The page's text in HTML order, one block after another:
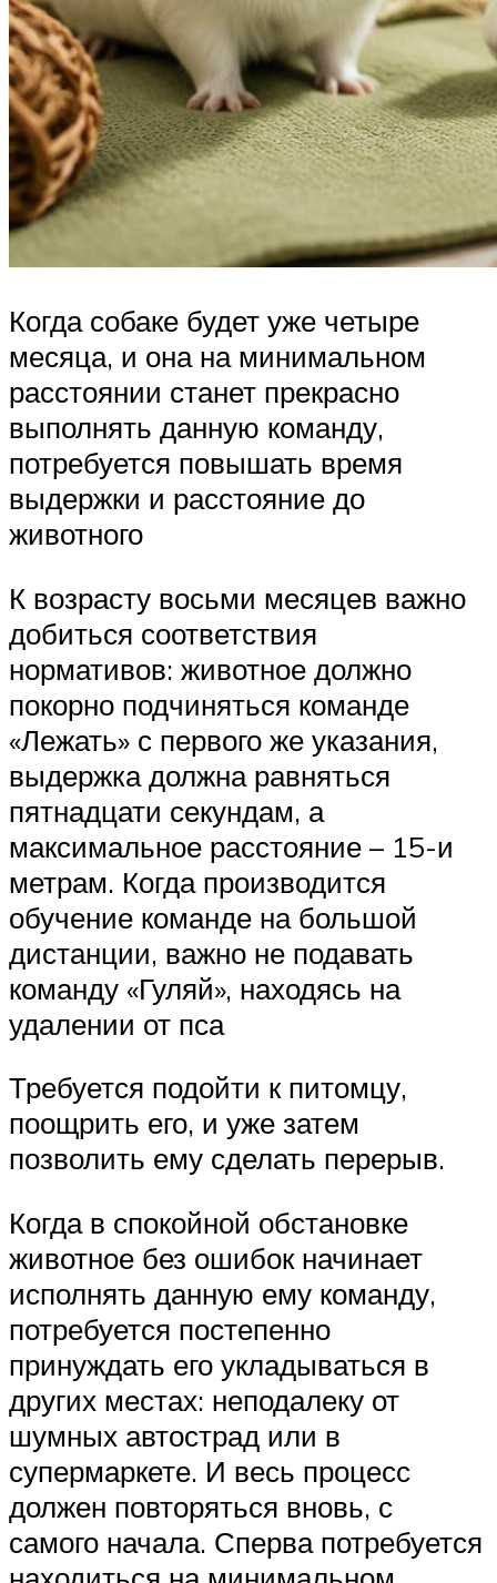
Когда собаке будет уже четыре
месяца, и она на минимальном
расстоянии станет прекрасно
выполнять данную команду,
потребуется повышать время
выдержки и расстояние до
животного
К возрасту восьми месяцев важно
добиться соответствия
нормативов: животное должно
покорно подчиняться команде
«Лежать» с первого же указания,
выдержка должна равняться
пятнадцати секундам, а
максимальное расстояние – 15-и
метрам. Когда производится
обучение команде на большой
дистанции, важно не подавать
команду «Гуляй», находясь на
удалении от пса
Требуется подойти к питомцу,
поощрить его, и уже затем
позволить ему сделать перерыв.
Когда в спокойной обстановке
животное без ошибок начинает
исполнять данную ему команду,
потребуется постепенно
принуждать его укладываться в
других местах: неподалеку от
шумных автострад или в
супермаркете. И весь процесс
должен повторяться вновь, с
самого начала. Сперва потребуется